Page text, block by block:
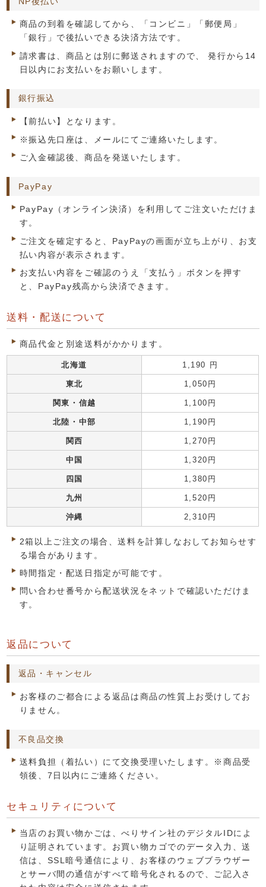
商品の到着を確認してから、「コンビニ」「郵便局」
「銀行」で後払いできる決済方法です。
請求書は、商品とは別に郵送されますので、 発行から14
日以内にお支払いをお願いします。
銀行振込
【前払い】となります。
※振込先口座は、メールにてご連絡いたします。
ご入金確認後、商品を発送いたします。
PayPay
PayPay（オンライン決済）を利用してご注文いただけま
す。
ご注文を確定すると、PayPayの画面が立ち上がり、お支
払い内容が表示されます。
お支払い内容をご確認のうえ「支払う」ボタンを押す
と、PayPay残高から決済できます。
送料・配送について
商品代金と別途送料がかかります。
北海道 1,190 円
東北 1,050円
関東・信越 1,100円
北陸・中部 1,190円
関西 1,270円
中国 1,320円
四国 1,380円
九州 1,520円
沖縄 2,310円
2箱以上ご注文の場合、送料を計算しなおしてお知らせす
る場合があります。
時間指定・配送日指定が可能です。
問い合わせ番号から配送状況をネットで確認いただけま
す。
返品について
返品・キャンセル
お客様のご都合による返品は商品の性質上お受けしてお
りません。
不良品交換
送料負担（着払い）にて交換受理いたします。※商品受
領後、7日以内にご連絡ください。
セキュリティについて
当店のお買い物かごは、べりサイン社のデジタルIDによ
り証明されています。お買い物カゴでのデータ入力、送
信は、SSL暗号通信により、お客様のウェブブラウザー
とサーバ間の通信がすべて暗号化されるので、ご記入さ